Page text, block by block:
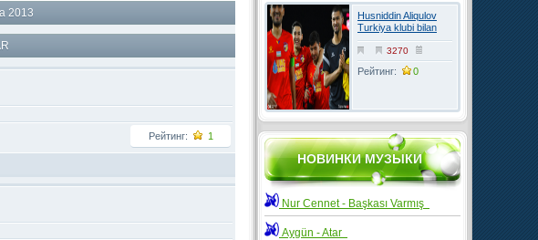
2013
Рейтинг: 1
Husniddin Aliqulov
Turkiya klubi bilan
kelishuvga erishdi
3270
Рейтинг: 0
НОВИНКИ МУЗЫКИ
Nur Cennet - Başkası Varmış
Aygün - Atar